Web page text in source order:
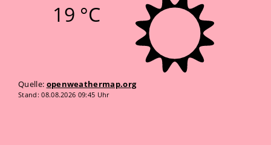
19 °C
Quelle: openweathermap.org
Stand: 08.08.2026 09:45 Uhr